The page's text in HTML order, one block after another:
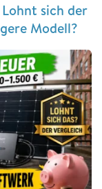
sich der
Modell?